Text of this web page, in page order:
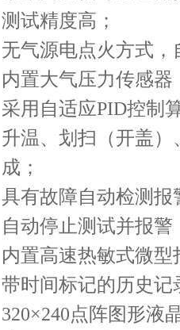
测试精度高；
无气源电点火方式，
内置大气压力传感
采用自适应PID控制
升温、划扫（开盖
成；
具有故障自动检测
自动停止测试并报警
内置高速热敏式微
带时间标记的历史记
320×240点阵图形液